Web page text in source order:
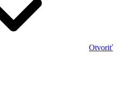
Otvoriť